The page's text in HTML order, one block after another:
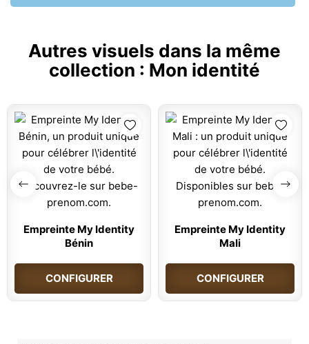
Autres visuels dans la même
collection : Mon identité
Empreinte My Identity
Bénin
CONFIGURER
Empreinte My Identity
Mali
CONFIGURER